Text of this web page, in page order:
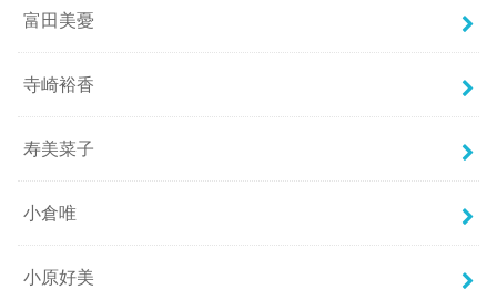
富田美憂
寺崎裕香
寿美菜子
小倉唯
小原好美